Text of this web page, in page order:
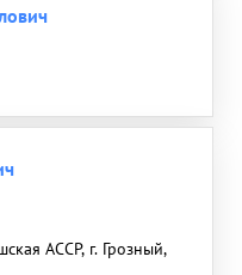
АССР, г. Грозный,